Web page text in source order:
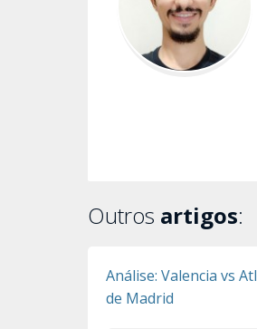
Outros artigos:
Análise: Valencia vs
de Madrid